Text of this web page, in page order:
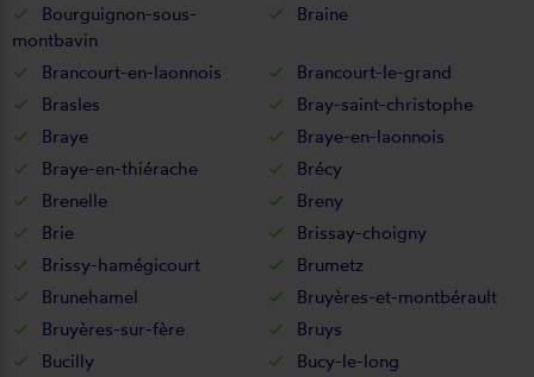
Bourguignon-sous-
montbavin
Braine
Brancourt-en-laonnois
Brancourt-le-grand
Brasles
Bray-saint-christophe
Braye
Braye-en-laonnois
Braye-en-thiérache
Brécy
Brenelle
Breny
Brie
Brissay-choigny
Brissy-hamégicourt
Brumetz
Brunehamel
Bruyères-et-montbérault
Bruyères-sur-fère
Bruys
Bucilly
Bucy-le-long